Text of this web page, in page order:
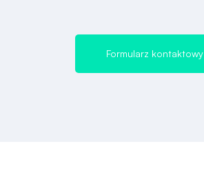
Formularz kontaktowy